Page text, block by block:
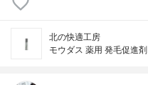
北の快適工房
モウダス 薬用 発毛促進剤